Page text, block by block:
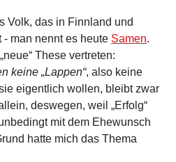
Volk, das in Finnland und
man nennt es heute Samen.
These vertreten:
keine „Lappen“, also keine
eigentlich wollen, bleibt zwar
deswegen, weil „Erfolg“
mit dem Ehewunsch
hatte mich das Thema